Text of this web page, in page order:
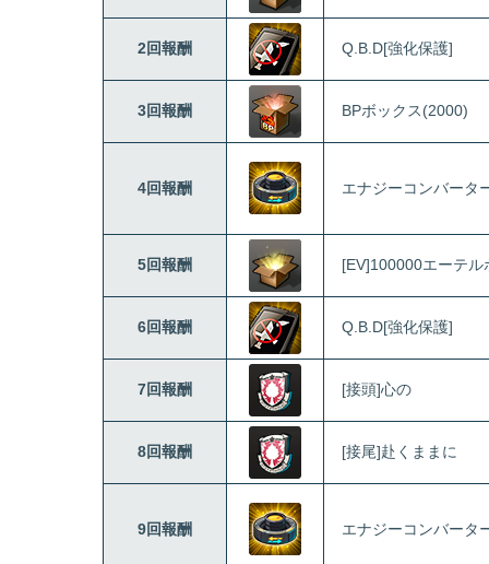
2回報酬 Q.B.D[強化保護]
3回報酬 BPボックス(2000)
4回報酬 エナジーコンバータ
5回報酬 [EV]100000エーテル
6回報酬 Q.B.D[強化保護]
7回報酬 [接頭]心の
8回報酬 [接尾]赴くままに
9回報酬 エナジーコンバータ